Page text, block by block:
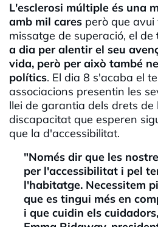
L'esclerosi múltiple és una
amb mil cares però que
missatge de superació, el de
a dia per alentir el seu
vida, però per això també
polítics. El dia 8 s'acaba el
associacions presentin les
llei de garantia dels drets de
discapacitat que esperen
que la d'accessibilitat.
"Només dir que les
per l'accessibilitat i pel
l'habitatge. Necessitem
que es tingui més en
i que cuidin els